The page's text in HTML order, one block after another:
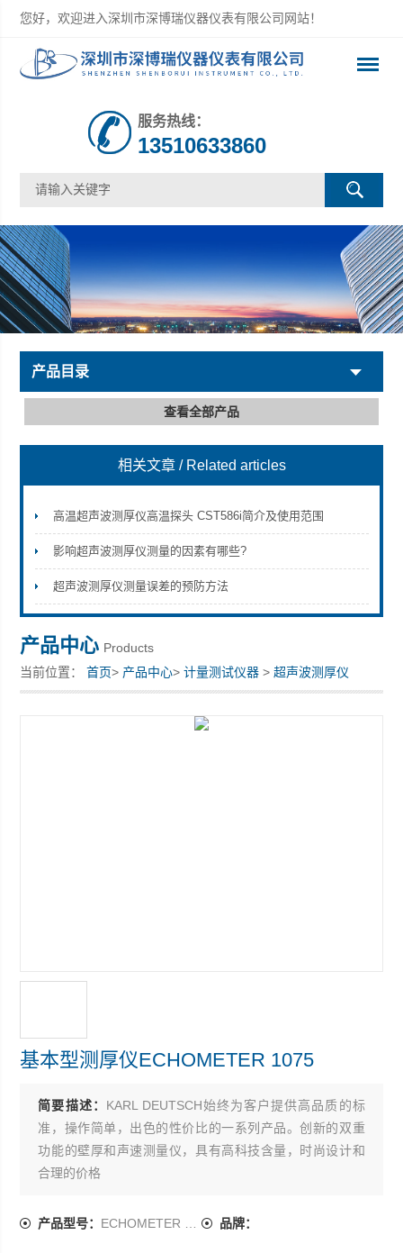
您好，欢迎进入深圳市深博瑞仪器仪表有限公司网站！
深圳市深博瑞仪器仪表有限公司
服务热线：
13510633860
产品目录
查看全部产品
相关文章 / Related articles
高温超声波测厚仪高温探头 CST586i简介及使用范围
影响超声波测厚仪测量的因素有哪些?
超声波测厚仪测量误差的预防方法
产品中心 Products
当前位置：首页> 产品中心>计量测试仪器 >超声波测厚仪
基本型测厚仪ECHOMETER 1075
简要描述： KARL DEUTSCH始终为客户提供高品质的标
准，操作简单，出色的性价比的一系列产品。创新的双重
功能的壁厚和声速测量仪，具有高科技含量，时尚设计和
合理的价格
由于其操作简单，通过一个用户友好的纯文本菜单
产品型号： ECHOMETER 1075 品牌：